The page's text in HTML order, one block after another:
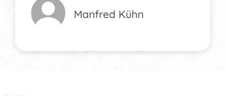
Manfred Kühn